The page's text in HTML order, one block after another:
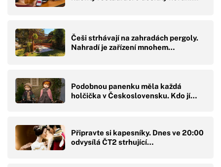
Češi strhávají na zahradách pergoly.
Nahradí je zařízení mnohem…
Podobnou panenku měla každá
holčička v Československu. Kdo jí…
Připravte si kapesníky. Dnes ve 20:00
odvysílá ČT2 strhující…